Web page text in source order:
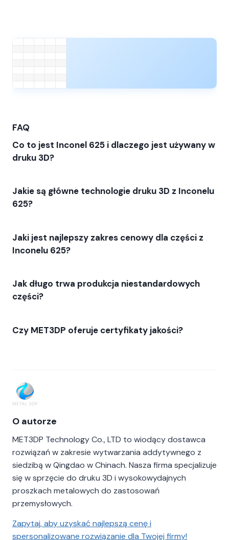
FAQ
Co to jest Inconel 625 i dlaczego jest używany w
druku 3D?
Jakie są główne technologie druku 3D z Inconelu
625?
Jaki jest najlepszy zakres cenowy dla części z
Inconelu 625?
Jak długo trwa produkcja niestandardowych
części?
Czy MET3DP oferuje certyfikaty jakości?
O autorze
MET3DP Technology Co., LTD to wiodący dostawca
rozwiązań w zakresie wytwarzania addytywnego z
siedzibą w Qingdao w Chinach. Nasza firma specjalizuje
się w sprzęcie do druku 3D i wysokowydajnych
proszkach metalowych do zastosowań
przemysłowych.
Zapytaj, aby uzyskać najlepszą cenę i
spersonalizowane rozwiązanie dla Twojej firmy!